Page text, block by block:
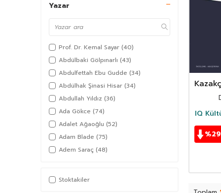
Yazar
Prof. Dr. Kemal Sayar (40)
Abdülbaki Gölpınarlı (43)
Abdulfettah Ebu Gudde (34)
Abdülhak Şinasi Hisar (34)
Abdullah Yıldız (36)
Ada Gökce (74)
Adalet Ağaoğlu (52)
Adam Blade (75)
Adem Saraç (48)
Afşar Timuçin
Stoktakiler
IQ
%29